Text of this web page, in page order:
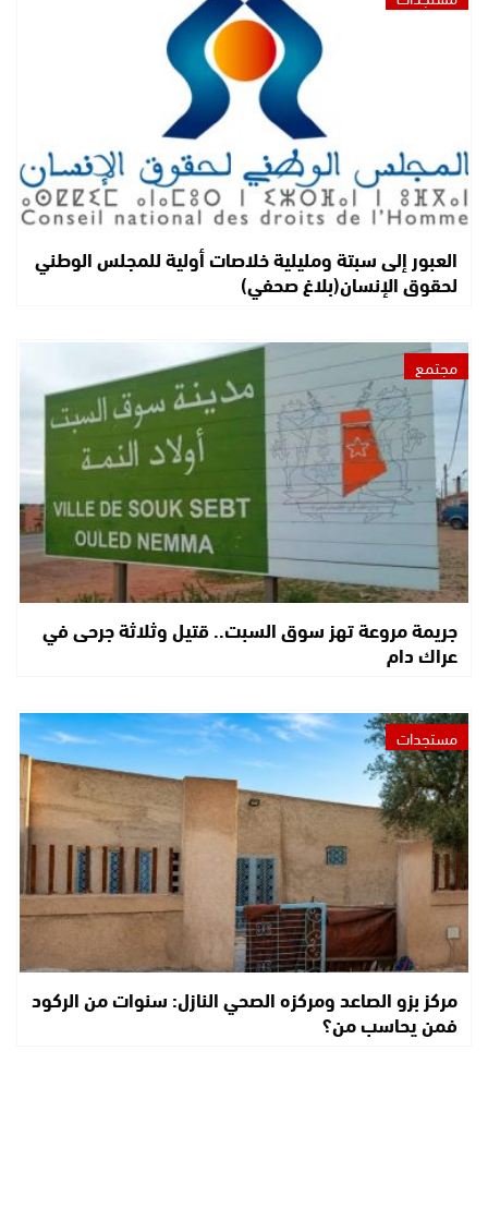
العبور إلى سبتة ومليلية خلاصات أولية للمجلس الوطني
لحقوق الإنسان(بلاغ صحفي)
مجتمع
جريمة مروعة تهز سوق السبت.. قتيل وثلاثة جرحى في
عراك دام
مستجدات
مركز بزو الصاعد ومركزه الصحي النازل: سنوات من الركود
فمن يحاسب من؟